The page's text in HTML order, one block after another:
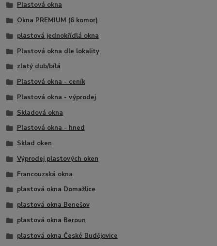
Plastová okna
Okna PREMIUM (6 komor)
plastová jednokřídlá okna
Plastová okna dle lokality
zlatý dub/bílá
Plastová okna - ceník
Plastová okna - výprodej
Skladová okna
Plastová okna - hned
Sklad oken
Výprodej plastových oken
Francouzská okna
plastová okna Domažlice
plastová okna Benešov
plastová okna Beroun
plastová okna České Budějovice